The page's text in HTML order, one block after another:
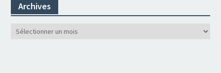
Archives
Archives